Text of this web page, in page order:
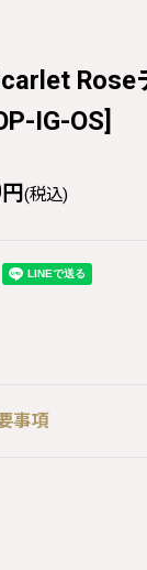
IG-OS]
円 (税込)
事項